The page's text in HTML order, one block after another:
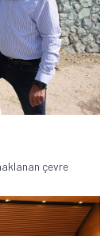
çevre